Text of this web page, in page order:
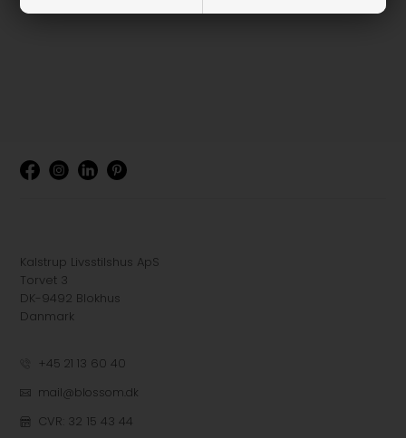
Kalstrup Livsstilshus ApS
Torvet 3
DK-9492 Blokhus
Danmark
+45 21 13 60 40
mail@blossom.dk
CVR: 32 15 43 44